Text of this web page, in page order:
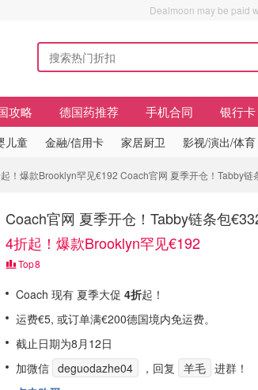
Dealmoon may be paid
攻略 德国药推荐 手机合同 银行卡
儿童 金融/信用卡 家居厨卫 影视/演出/体育
！爆款Brooklyn罕见€192 Coach官网 夏季开仓！Tabby链
Coach官网 夏季开仓！Tabby链条包
4折起！爆款Brooklyn罕见€192
Top8
Coach 现有 夏季大促 4折起！
运费€5, 或订单满€200德国境内免运费。
截止日期为8月12日
加微信 deguodazhe04 ，回复 羊毛 进群！